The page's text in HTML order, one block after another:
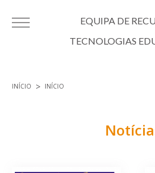
EQUIPA DE
TECNOLOGIAS
INÍCIO INÍCIO